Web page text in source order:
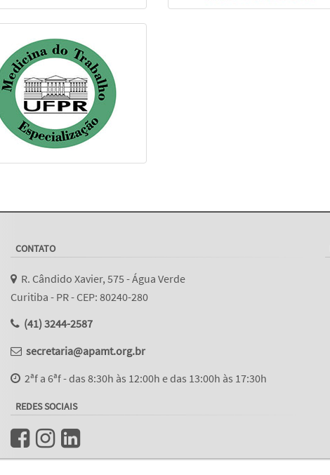
CONTATO
R. Cândido Xavier, 575 - Água Verde
Curitiba - PR - CEP: 80240-280
(41) 3244-2587
secretaria@apamt.org.br
2ªf a 6ªf - das 8:30h às 12:00h e das 13:00h às 17:30h
REDES SOCIAIS